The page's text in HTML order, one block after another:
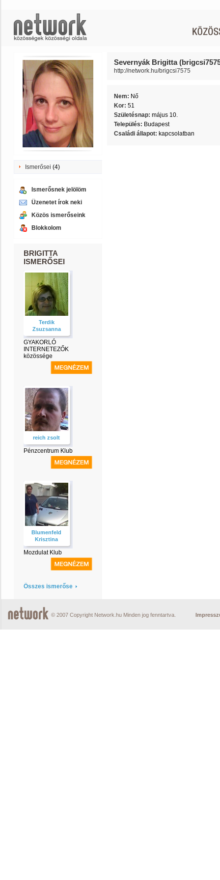
Ismerősei (4)
Ismerősnek jelölöm
Üzenetet írok neki
Közös ismerőseink
Blokkolom
BRIGITTA
ISMERŐSEI
Terdik
Zsuzsanna
GYAKORLÓ
INTERNETEZŐK
közössége
reich zsolt
Pénzcentrum Klub
Blumenfeld
Krisztina
Mozdulat Klub
Összes ismerőse
Severnyák Brigitta
http://network.hu/brigcsi7575
Nem: Nő
Kor: 51
Születésnap: május 10.
Település: Budapest
Családi állapot: kapcsolatban
© 2007 Copyright Network.hu Minden jog fenntartva.